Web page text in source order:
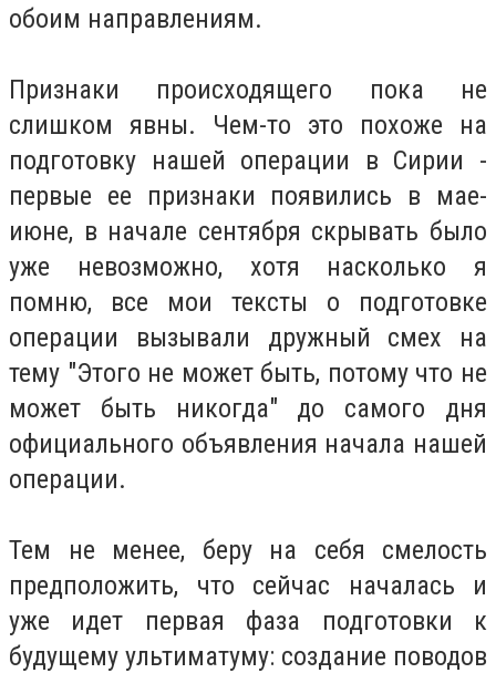
обоим направлениям.
Признаки происходящего пока не
слишком явны. Чем-то это похоже на
подготовку нашей операции в Сирии -
первые ее признаки появились в мае-
июне, в начале сентября скрывать было
уже невозможно, хотя насколько я
помню, все мои тексты о подготовке
операции вызывали дружный смех на
тему "Этого не может быть, потому что не
может быть никогда" до самого дня
официального объявления начала нашей
операции.
Тем не менее, беру на себя смелость
предположить, что сейчас началась и
уже идет первая фаза подготовки к
будущему ультиматуму: создание поводов